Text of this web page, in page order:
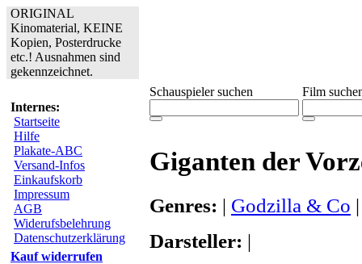
ORIGINAL
Kinomaterial, KEINE
Kopien, Posterdrucke
etc.! Ausnahmen sind
gekennzeichnet.
Internes:
Startseite
Hilfe
Plakate-ABC
Versand-Infos
Einkaufskorb
Impressum
AGB
Widerufsbelehrung
Datenschutzerklärung
Kauf widerrufen
Schauspieler suchen Film
Giganten der
Genres: | Godzilla & Co
Darsteller: |